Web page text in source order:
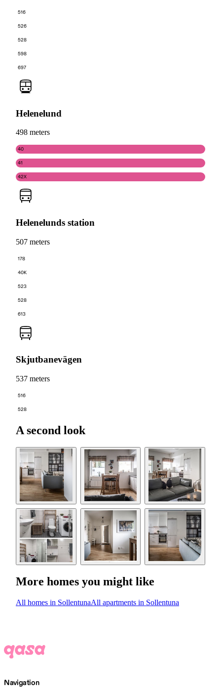
516
526
528
598
697
Helenelund
498 meters
40
41
42X
Helenelunds station
507 meters
178
40K
523
528
613
Skjutbanevägen
537 meters
516
528
A second look
More homes you might like
All homes in SollentunaAll apartments in Sollentuna
Navigation